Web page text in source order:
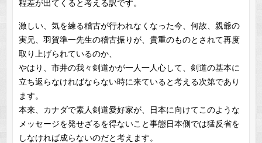
程差が出てくると考える訳です。
激しい、気を練る稽古が行われなくなった今、何故、親爺の
実兄、羽賀準一先生の稽古振りが、貴重のものとされて再度
取り上げられているのか、
やはり、市井の我々剣道かが一人一人心して、剣道の基本に
立ち返らなければならない時に来ていると考える次第であり
ます。
本来、カナダで素人剣道愛好家が、日本に向けてこのような
メッセージを発せざるを得ないこと事態日本側では猛反省を
しなければ成らないのだと考えます。